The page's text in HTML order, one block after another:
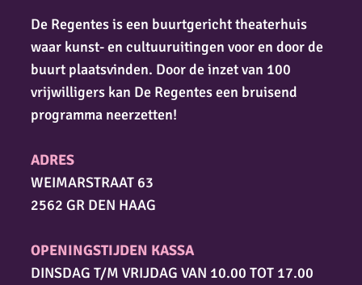
De Regentes is een buurtgericht theaterhuis
waar kunst- en cultuuruitingen voor en door de
buurt plaatsvinden. Door de inzet van 100
vrijwilligers kan De Regentes een bruisend
programma neerzetten!
ADRES
WEIMARSTRAAT 63
2562 GR DEN HAAG
OPENINGSTIJDEN KASSA
DINSDAG T/M VRIJDAG VAN 10.00 TOT 17.00